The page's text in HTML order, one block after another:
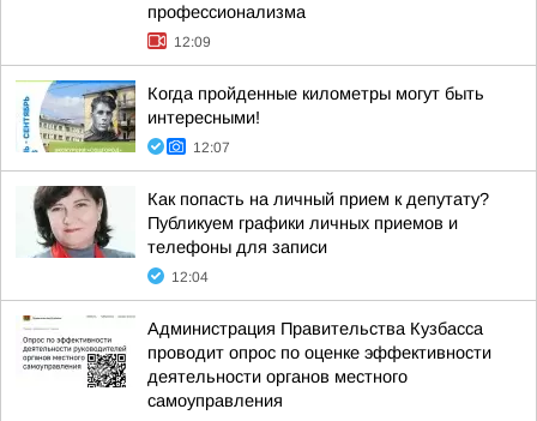
профессионализма
12:09
Когда пройденные километры могут быть
интересными!
12:07
Как попасть на личный прием к депутату?
Публикуем графики личных приемов и
телефоны для записи
12:04
Администрация Правительства Кузбасса
проводит опрос по оценке эффективности
деятельности органов местного
самоуправления